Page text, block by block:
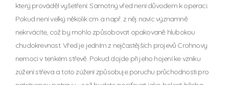
který prováděl vyšetření. Samotný vřed není důvodem k operaci.
Pokud není velký několik cm a např. z něj navíc významně
nekrvácíte, což by mohlo způsobovat opakovaně hlubokou
chudokrevnost. Vřed je jedním z nejčastějších projevů Crohnovy
nemoci v tenkém střevě. Pokud dojde při jeho hojení ke vzniku
zúžení střeva a toto zúžení způsobuje poruchu průchodnosti pro